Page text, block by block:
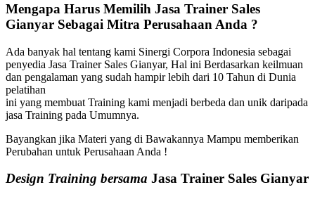
Mengapa Harus Memilih Jasa Trainer Sales
Gianyar Sebagai Mitra Perusahaan Anda ?
Ada banyak hal tentang kami Sinergi Corpora Indonesia sebagai
penyedia Jasa Trainer Sales Gianyar, Hal ini Berdasarkan keilmuan
dan pengalaman yang sudah hampir lebih dari 10 Tahun di Dunia
pelatihan
ini yang membuat Training kami menjadi berbeda dan unik daripada
jasa Training pada Umumnya.
Bayangkan jika Materi yang di Bawakannya Mampu memberikan
Perubahan untuk Perusahaan Anda !
Design Training bersama Jasa Trainer Sales Gianyar